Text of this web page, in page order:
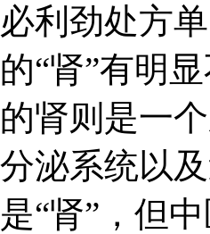
必利劲处方
的“肾”有明
的肾则是一
分泌系统以
是“肾”，但